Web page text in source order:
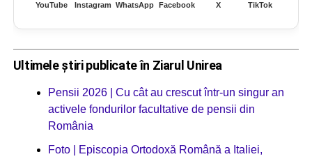
YouTube Instagram WhatsApp Facebook X TikTok
Ultimele știri publicate în Ziarul Unirea
Pensii 2026 | Cu cât au crescut într-un singur an
activele fondurilor facultative de pensii din
România
Foto | Episcopia Ortodoxă Română a Italiei,